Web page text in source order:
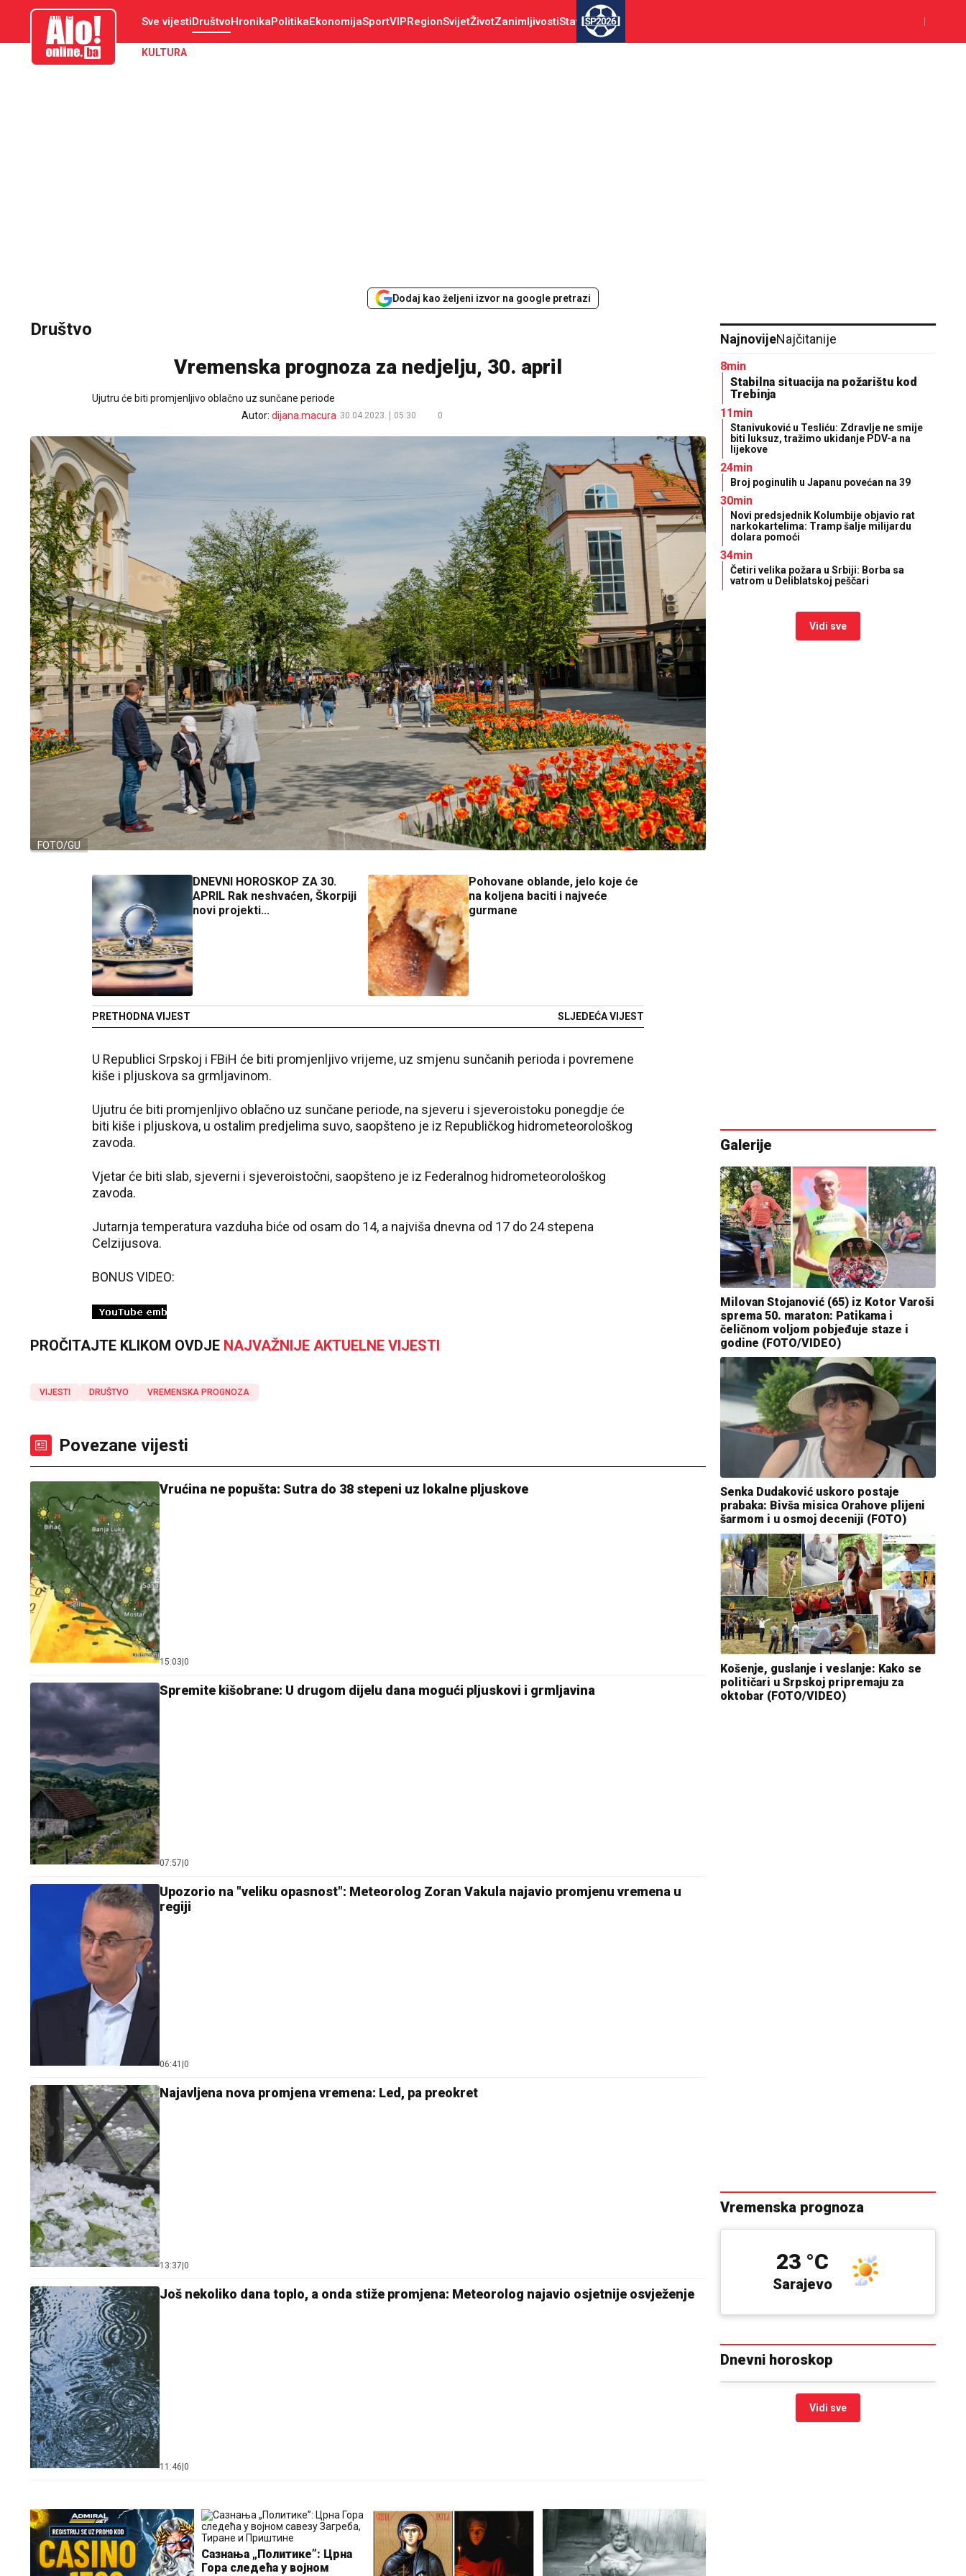
aloonline.ba Sve vijestiDruštvoHronikaPolitikaEkonomijaSportVIPRegionSvijetŽivotZanimljivostiStav SP2026
KULTURA
Dodaj kao željeni izvor na google pretrazi
Društvo
Vremenska prognoza za nedjelju, 30. april
Ujutru će biti promjenljivo oblačno uz sunčane periode
Autor: dijana.macura 30.04.2023. 05:30 0
FOTO/GU
DNEVNI HOROSKOP ZA 30.
APRIL Rak neshvaćen, Škorpiji
novi projekti...
PRETHODNA VIJEST
Pohovane oblande, jelo koje će
na koljena baciti i najveće
gurmane
SLJEDEĆA VIJEST
U Republici Srpskoj i FBiH će biti promjenljivo vrijeme, uz smjenu sunčanih perioda i povremene
kiše i pljuskova sa grmljavinom.
Ujutru će biti promjenljivo oblačno uz sunčane periode, na sjeveru i sjeveroistoku ponegdje će
biti kiše i pljuskova, u ostalim predjelima suvo, saopšteno je iz Republičkog hidrometeorološkog
zavoda.
Vjetar će biti slab, sjeverni i sjeveroistočni, saopšteno je iz Federalnog hidrometeorološkog
zavoda.
Јutarnja temperatura vazduha biće od osam do 14, a najviša dnevna od 17 do 24 stepena
Celzijusova.
BONUS VIDEO:
PROČITAJTE KLIKOM OVDJE NAJVAŽNIJE AKTUELNE VIJESTI
VIJESTI DRUŠTVO VREMENSKA PROGNOZA
Povezane vijesti
Vrućina ne popušta: Sutra do 38 stepeni uz lokalne pljuskove
15:03 0
Spremite kišobrane: U drugom dijelu dana mogući pljuskovi i grmljavina
07:57 0
Upozorio na "veliku opasnost": Meteorolog Zoran Vakula najavio promjenu vremena u
regiji
06:41 0
Najavljena nova promjena vremena: Led, pa preokret
13:37 0
Još nekoliko dana toplo, a onda stiže promjena: Meteorolog najavio osjetnije osvježenje
11:46 0
Сазнања „Политике”: Црна
Гора следећа у војном
NajnovijeNajčitanije
8min
Stabilna situacija na požarištu kod
Trebinja
11min
Stanivuković u Tesliću: Zdravlje ne smije
biti luksuz, tražimo ukidanje PDV-a na
lijekove
24min
Broj poginulih u Japanu povećan na 39
30min
Novi predsjednik Kolumbije objavio rat
narkokartelima: Tramp šalje milijardu
dolara pomoći
34min
Četiri velika požara u Srbiji: Borba sa
vatrom u Deliblatskoj peščari
Vidi sve
Galerije
Milovan Stojanović (65) iz Kotor Varoši
sprema 50. maraton: Patikama i
čeličnom voljom pobjeđuje staze i
godine (FOTO/VIDEO)
Senka Dudaković uskoro postaje
prabaka: Bivša misica Orahove plijeni
šarmom i u osmoj deceniji (FOTO)
Košenje, guslanje i veslanje: Kako se
političari u Srpskoj pripremaju za
oktobar (FOTO/VIDEO)
Vremenska prognoza
Pale Sarajevo
23 °C
Dnevni horoskop
Vidi sve